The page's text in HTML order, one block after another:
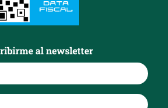
al newsletter